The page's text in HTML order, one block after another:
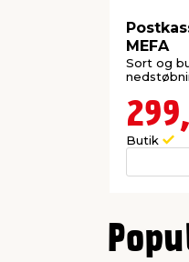
MEFA
Sort og
Butik